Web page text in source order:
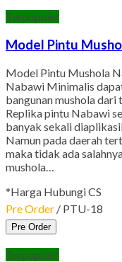
Terpopuler
Model Pintu
Model Pintu Mushola
Nabawi Minimalis
bangunan mushola dari
Replika pintu Nabawi
banyak sekali
Namun pada daerah
maka tidak ada
mushola…
*Harga Hubungi CS
Pre Order / PTU-18
Pre Order
Terpopuler